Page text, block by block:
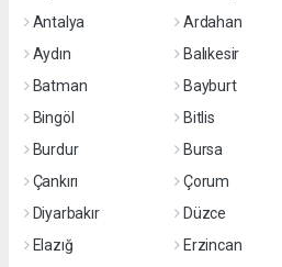
Antalya
Ardahan
Aydın
Balıkesir
Batman
Bayburt
Bingöl
Bitlis
Burdur
Bursa
Çankırı
Çorum
Diyarbakır
Düzce
Elazığ
Erzincan